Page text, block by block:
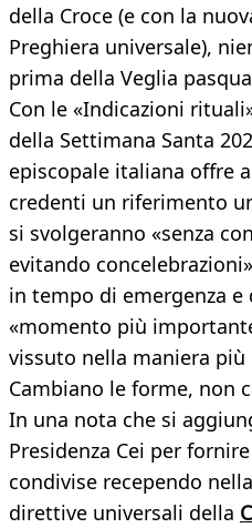
della Croce (e con la
Preghiera universale),
prima della Veglia
Con le «Indicazioni
della Settimana Santa
episcopale italiana offre
credenti un riferimento
si svolgeranno «senza
evitando
in tempo di emergenza
«momento più
vissuto nella maniera
Cambiano le forme, non
In una nota che si
Presidenza Cei per
condivise recependo
direttive universali della